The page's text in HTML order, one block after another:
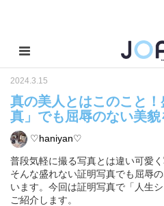
2024.3.15
真の美人とはこのこと
真」でも屈辱のない美
♡haniyan♡
普段気軽に撮る写真とは違い可愛
そんな盛れない証明写真でも屈辱
います。今回は証明写真で「人生
ご紹介します。